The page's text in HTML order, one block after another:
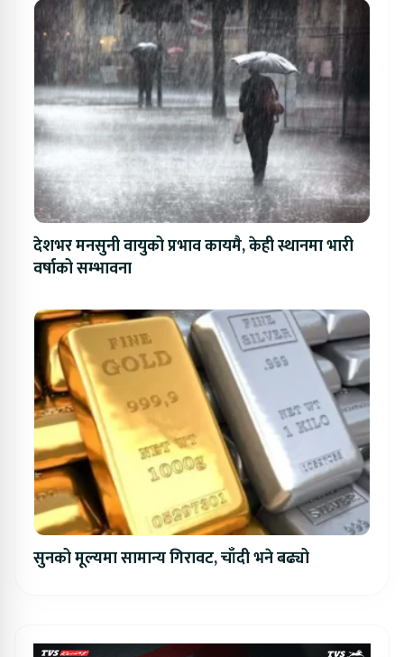
देशभर मनसुनी वायुको प्रभाव कायमै, केही स्थानमा भारी
वर्षाको सम्भावना
सुनको मूल्यमा सामान्य गिरावट, चाँदी भने बढ्यो